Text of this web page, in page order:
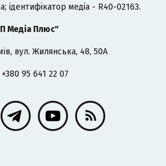
ідентифікатор медіа - R40-02163.
Медіа Плюс"
вул. Жилянська, 48, 50А
95 641 22 07